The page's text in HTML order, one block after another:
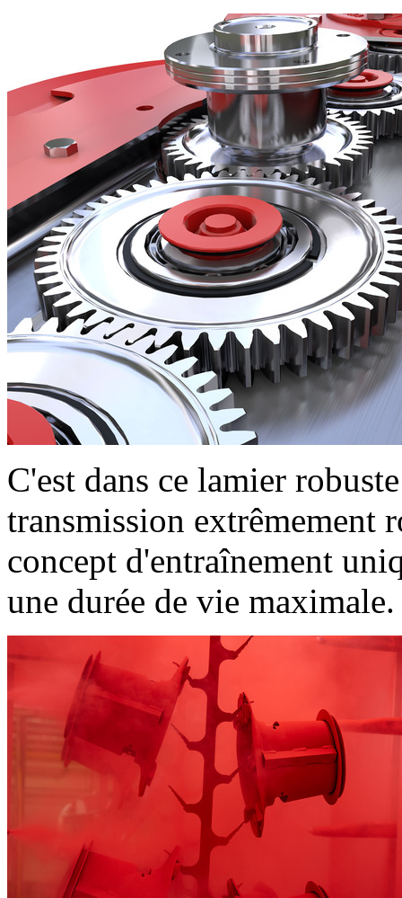
C'est dans ce lamier
transmission extrêmement
concept d'entraînement
une durée de vie maximale.